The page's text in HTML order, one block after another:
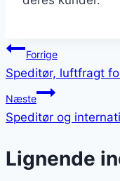
Forrige
Speditør, luftfragt
Næste
Speditør og
Lignende